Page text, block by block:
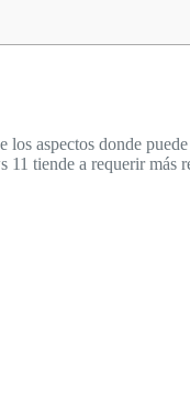
los aspectos donde
tiende a requerir más